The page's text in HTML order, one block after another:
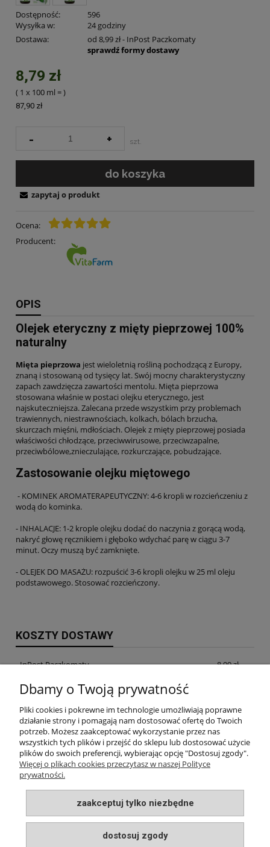
Dostępność:
596
Wysyłka w:
24 godziny
Dostawa:
od 8,99 zł- InPost Paczkomaty
sprawdź formy dostawy
8,79 zł
( 1 x 100 ml =
87,90 zł
)
- + szt.
do koszyka
Ocena:
Producent:
zapytaj o produkt
OPIS
Olejek eteryczny z mięty pieprzowej 100%
naturalny
Mięta pieprzowa jest wieloletnią rośliną pochodzącą z Europy,
znaną i stosowaną od tysięcy lat. Swój mocny charakterystyczny
zapach zawdzięcza zawartości mentolu. Mięta pieprzowa
stosowana właśnie w postaci olejku eterycznego, jest
najskuteczniejsza. Zalecana przede wszystkim przy problemach
trawiennych, niestrawnościach, kolkach, bólach brzucha,
skurczach mięśni, mdłościach. Olejek z mięty pieprzowej posiada
właściwości chłodzące, przeciwwirusowe, przeciwzapalne,
przeciwbólowe,znieczulające, rozkurczające, pobudzające.
Zastosowanie olejku miętowego
- KOMINEK AROMATERAPEUTYCZNY: 4-6 kropli w rozcieńczeniu z
wodą do kominka.
- INHALACJE: 1-2 krople olejku dodać do naczynia z gorącą wodą,
nakryć głowę ręcznikiem i głęboko wdychać parę w ciągu 3-7
minut. Oczy muszą być zamknięte.
- OLEJEK DO MASAŻU: rozpuścić 3-6 kropli olejku w 25 ml oleju
podstawowego. Stosować rozcieńczony.
KOSZTY DOSTAWY
InPost Paczkomaty 8,99 zł
InPost Kurier
odbiór osobisty w siedzibie firmy 0,00 zł
INFORMACJE
MOJE KONTO
PŁATNOŚCI I DOSTAWA
O NAS
Dbamy o Twoją prywatność
Pliki cookies i pokrewne im technologie umożliwiają poprawne
działanie strony i pomagają nam dostosować ofertę do Twoich
potrzeb. Możesz zaakceptować wykorzystanie przez nas
wszystkich tych plików i przejść do sklepu lub dostosować użycie
plików do swoich preferencji, wybierając opcję "Dostosuj zgody".
Więcej o plikach cookies przeczytasz w naszej Polityce
prywatności.
zaakceptuj tylko niezbędne
dostosuj zgody